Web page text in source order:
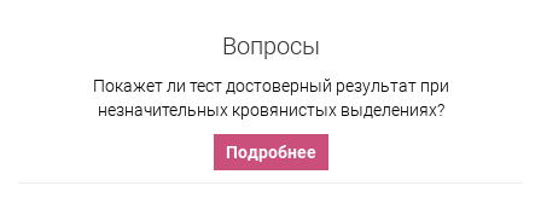
Вопросы
Покажет ли тест достоверный результат при
незначительных кровянистых выделениях?
Подробнее